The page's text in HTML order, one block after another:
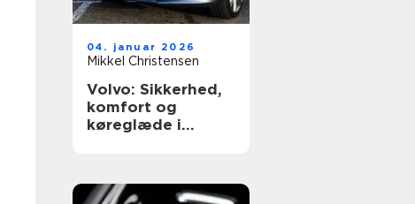
04. januar 2026
Mikkel Christensen
Volvo: Sikkerhed,
komfort og
køreglæde i